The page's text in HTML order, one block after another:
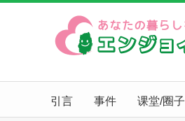
引言 事件 课堂/圈子